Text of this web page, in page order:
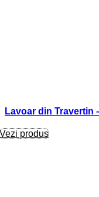
Lavoar din Travertin
Vezi produs